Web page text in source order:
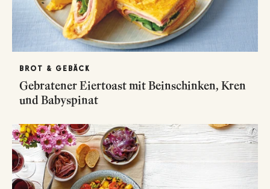
BROT & GEBÄCK
Gebratener Eiertoast mit Beinschinken, Kren
und Babyspinat